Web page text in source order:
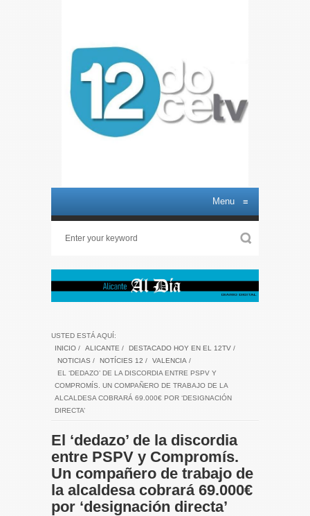
Menu ≡
USTED ESTÁ AQUÍ:
INICIO / ALICANTE / DESTACADO HOY EN EL 12TV /
NOTICIAS / NOTÍCIES 12 / VALENCIA /
EL ‘DEDAZO’ DE LA DISCORDIA ENTRE PSPV Y
COMPROMÍS. UN COMPAÑERO DE TRABAJO DE LA
ALCALDESA COBRARÁ 69.000€ POR ‘DESIGNACIÓN
DIRECTA’
El ‘dedazo’ de la discordia
entre PSPV y Compromís.
Un compañero de trabajo de
la alcaldesa cobrará 69.000€
por ‘designación directa’